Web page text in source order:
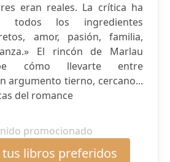
eran reales. La crítica ha
todos los ingredientes
amor, pasión, familia,
El rincón de Marlau
cómo llevarte entre
argumento tierno, cercano...
del romance
promocionado
tus libros preferidos